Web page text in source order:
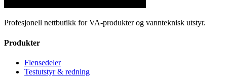
Profesjonell nettbutikk for VA-produkter og vannteknisk utstyr.
Produkter
Flensedeler
Testutstyr & redning